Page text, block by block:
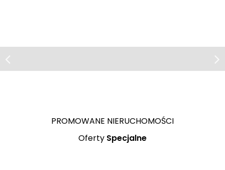
Ługwałd, ul. Srebrna
Dom klasy premium, Ługwałd, 4
PROMOWANE NIERUCHOMOŚCI
Oferty Specjalne